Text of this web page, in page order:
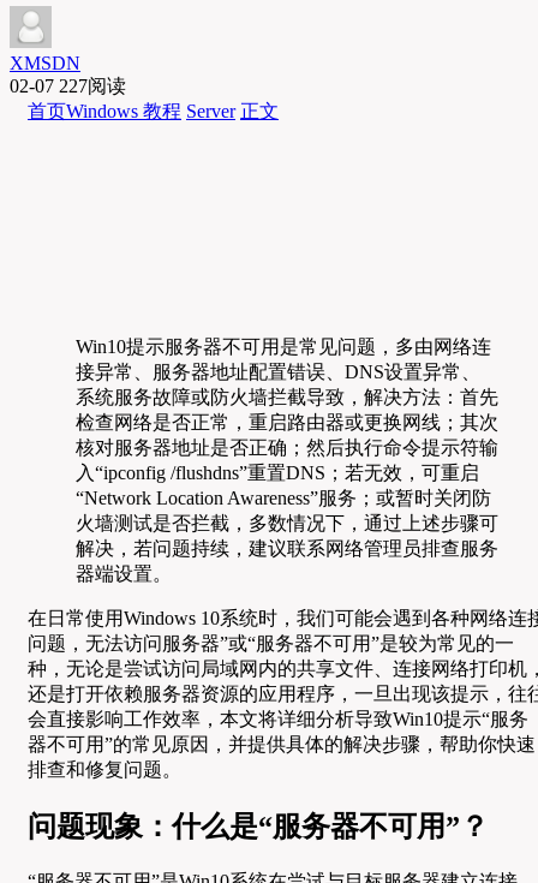
XMSDN
02-07 227阅读
首页Windows 教程 Server 正文
Win10提示服务器不可用是常见问题，多由网络连
接异常、服务器地址配置错误、DNS设置异常、
系统服务故障或防火墙拦截导致，解决方法：首先
检查网络是否正常，重启路由器或更换网线；其次
核对服务器地址是否正确；然后执行命令提示符输
入“ipconfig /flushdns”重置DNS；若无效，可重启
“Network Location Awareness”服务；或暂时关闭防
火墙测试是否拦截，多数情况下，通过上述步骤可
解决，若问题持续，建议联系网络管理员排查服务
器端设置。
在日常使用Windows 10系统时，我们可能会遇到各种网络连
问题，无法访问服务器”或“服务器不可用”是较为常见的一
种，无论是尝试访问局域网内的共享文件、连接网络打印机
还是打开依赖服务器资源的应用程序，一旦出现该提示，往
会直接影响工作效率，本文将详细分析导致Win10提示“服务
器不可用”的常见原因，并提供具体的解决步骤，帮助你快速
排查和修复问题。
问题现象：什么是“服务器不可用”？